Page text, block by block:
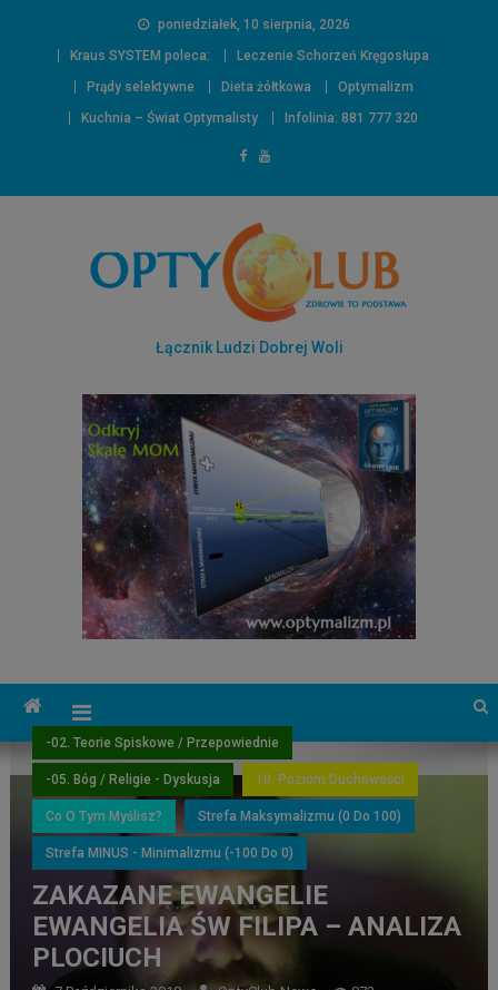
poniedziałek, 10 sierpnia, 2026
Kraus SYSTEM poleca:
Leczenie Schorzeń Kręgosłupa
Prądy selektywne
Dieta żółtkowa
Optymalizm
Kuchnia – Świat Optymalisty
Infolinia: 881 777 320
Łącznik Ludzi Dobrej Woli
-02. Teorie Spiskowe / Przepowiednie
-05. Bóg / Religie - Dyskusja 10. Poziom Duchowości
Co O Tym Myślisz? Strefa Maksymalizmu (0 Do 100)
Strefa MINUS - Minimalizmu (-100 Do 0)
ZAKAZANE EWANGELIE
EWANGELIA ŚW FILIPA – ANALIZA
PLOCIUCH